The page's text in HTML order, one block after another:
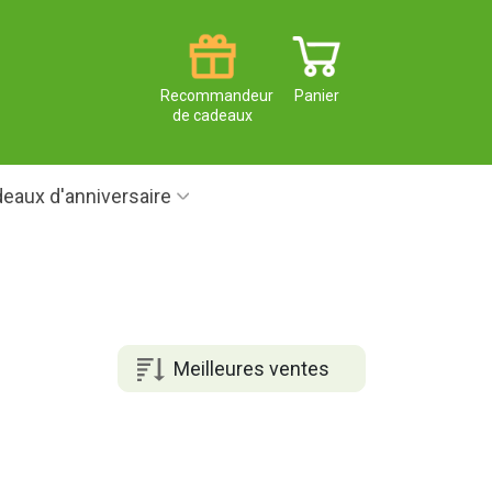
Panier
Recommandeur
de cadeaux
d'anniversaire
Meilleures ventes